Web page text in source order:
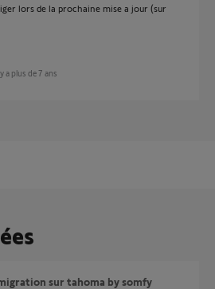
lors de la prochaine mise a jour (sur
a plus de 7 ans
sur tahoma by somfy